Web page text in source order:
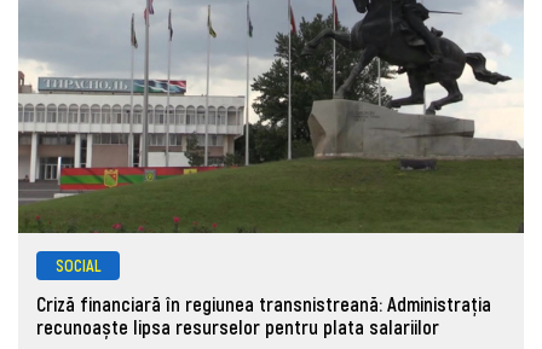
SOCIAL
Criză financiară în regiunea transnistreană: Administrația
recunoaște lipsa resurselor pentru plata salariilor